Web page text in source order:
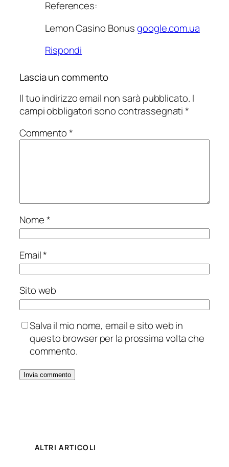
References:
Lemon Casino Bonusgoogle.com.ua
Rispondi
Lascia un commento
Il tuo indirizzo email non sarà pubblicato. I
campi obbligatori sono contrassegnati*
Commento*
Nome*
Email*
Sito web
Salva il mio nome, email e sito web in
questo browser per la prossima volta che
commento.
ALTRI ARTICOLI